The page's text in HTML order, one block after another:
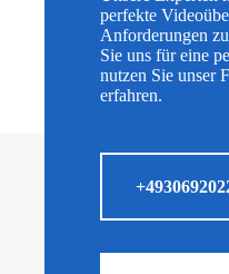
perfekte
Anforderungen
Sie uns für eine
nutzen Sie unser
erfahren.